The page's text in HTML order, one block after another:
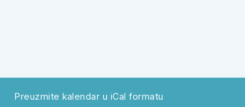
Preuzmite kalendar u iCal formatu